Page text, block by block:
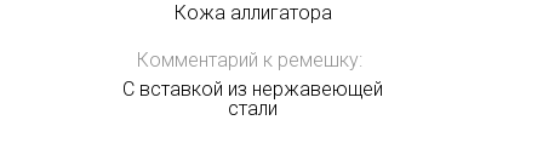
Кожа аллигатора
Комментарий к ремешку:
С вставкой из нержавеющей
стали